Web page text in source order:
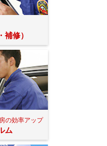
修）
の効率アップ
ム